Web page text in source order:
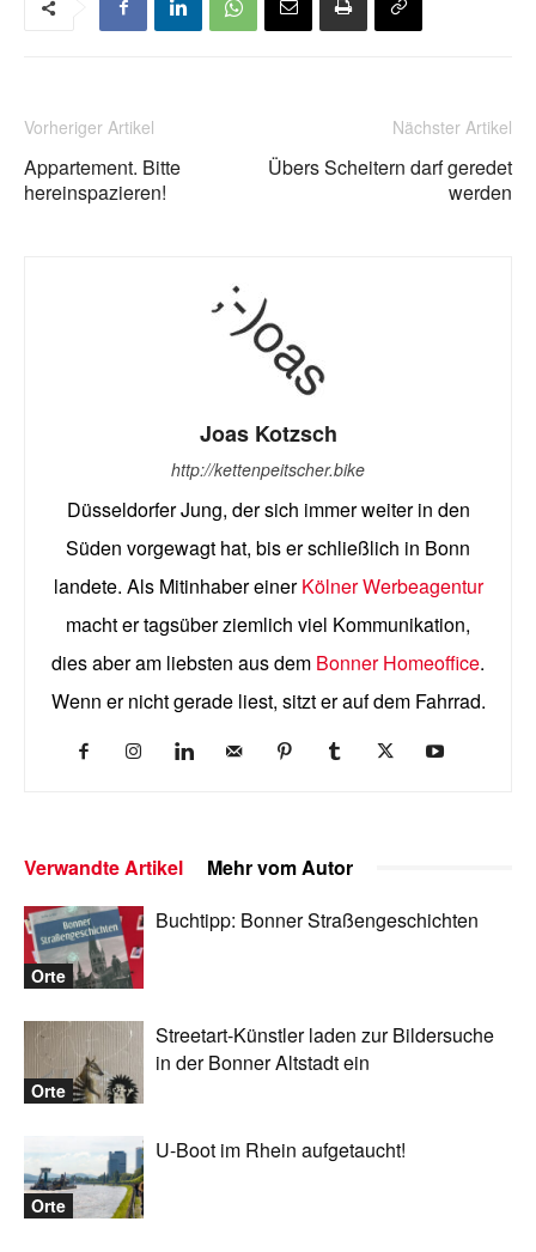
Vorheriger Artikel
Appartement. Bitte
hereinspazieren!
Nächster Artikel
Übers Scheitern darf geredet
werden
Joas Kotzsch
http://kettenpeitscher.bike
Düsseldorfer Jung, der sich immer weiter in den
Süden vorgewagt hat, bis er schließlich in Bonn
landete. Als Mitinhaber einerKölner Werbeagentur
macht er tagsüber ziemlich viel Kommunikation,
dies aber am liebsten aus dem Bonner Homeoffice.
Wenn er nicht gerade liest, sitzt er auf dem Fahrrad.
Verwandte Artikel Mehr vom Autor
Orte
Buchtipp: Bonner Straßengeschichten
Orte
Streetart-Künstler laden zur Bildersuche
in der Bonner Altstadt ein
Orte
U-Boot im Rhein aufgetaucht!